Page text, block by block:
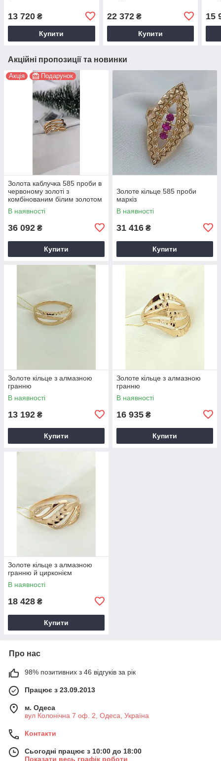
13 720 ₴
Купити
22 372₴
Купити
15
Акційні пропозиції та новинки
Акція Подарунок
Золота каблучка 585 проби в
червоному золоті з
комбінованим білим золотом
В наявності
36 092 ₴
Купити
Золоте кільце 585 проби
маркіз
В наявності
31 416 ₴
Купити
Золоте кільце з алмазною
гранню
В наявності
13 192 ₴
Купити
Золоте кільце з алмазною
гранню
В наявності
16 935 ₴
Купити
Золоте кільце з алмазною
гранню й цирконієм
В наявності
18 428 ₴
Купити
Про нас
98% позитивних з 46 відгуків за рік
Працює з 23.09.2013
м. Одеса
вул Колонічна 7 оф. 2, Одеса, Україна
Контакти
Сьогодні працює з 10:00 до 18:00
Показати весь графік роботи